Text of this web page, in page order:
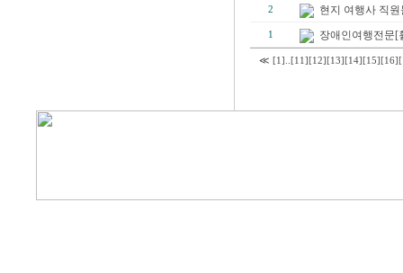
2 현지 여행사 직
1 장애인여행전문[
≪ [1] [11] [12] [13] [14] [15] [16]